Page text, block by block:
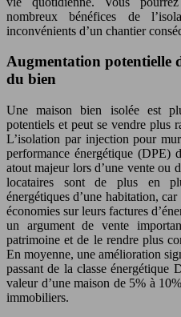
nombreux bénéfices de
inconvénients d’un chantier
Augmentation potentielle
du bien
Une maison bien isolée est
potentiels et peut se vendre plus
L’isolation par injection pour
performance énergétique (DPE)
atout majeur lors d’une vente ou
locataires sont de plus en
énergétiques d’une habitation,
économies sur leurs factures
un argument de vente
patrimoine et de le rendre plus
En moyenne, une amélioration
passant de la classe énergétique
valeur d’une maison de 5% à
immobiliers.